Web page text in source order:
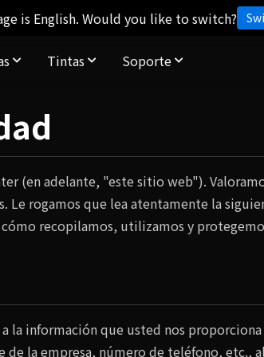
Tintas Soporte
is English. Would you like to switch?
(en adelante, "este sitio web").
Le rogamos que lea atentamente la
recopilamos, utilizamos y
la información que usted nos
la empresa, número de teléfono, etc.,